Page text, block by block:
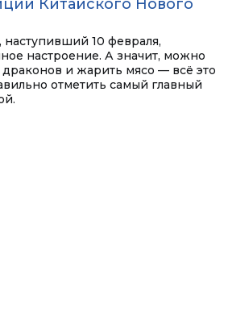
Китайского Нового
10 февраля,
настроение. А значит, можно
и жарить мясо — всё это
отметить самый главный